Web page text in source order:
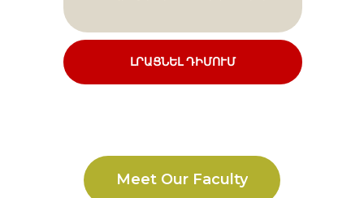
ԼՐԱՑՆԵԼ ԴԻՄՈՒՄ
Meet Our Faculty